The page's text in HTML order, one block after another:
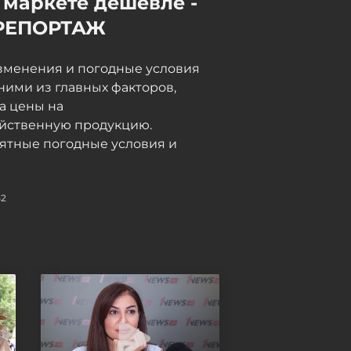
дальнобойщики в Грузии
неделями не могут пройти
запрос - ФОТО -
ОБНОВЛЕНО
06 / 08 / 2026, 18:15
и погодные условия
из главных факторов,
цены на
продукцию.
погодные условия и